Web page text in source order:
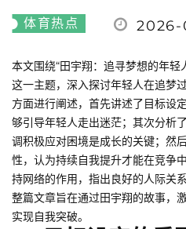
体育热点 2026-
本文围绕“田宇翔：追寻梦想的年
这一主题，深入探讨年轻人在追梦
方面进行阐述，首先讲述了目标设
够引导年轻人走出迷茫；其次分析
调积极应对困境是成长的关键；然
性，认为持续自我提升才能在竞争
持网络的作用，指出良好的人际关
整篇文章旨在通过田宇翔的故事，
实现自我突破。